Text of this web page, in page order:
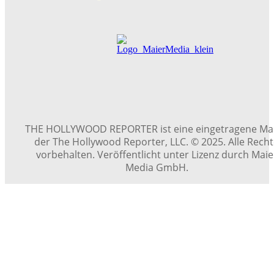
THE HOLLYWOOD REPORTER ist eine eingetragene
der The Hollywood Reporter, LLC. © 2025. Alle
vorbehalten. Veröffentlicht unter Lizenz durch
Media GmbH.